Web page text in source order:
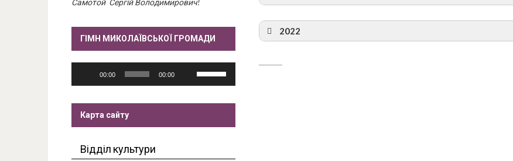
2022
Самотой Сергій Володимирович!
ГІМН МИКОЛАЇВСЬКОЇ ГРОМАДИ
00:00 00:00
Карта сайту
Відділ культури